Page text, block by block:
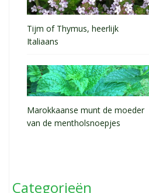
Tijm of Thymus, heerlijk
Italiaans
Marokkaanse munt de moeder
van de mentholsnoepjes
Categorieën